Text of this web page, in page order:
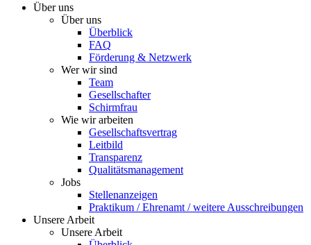
Über uns
Über uns
Überblick
FAQ
Förderung & Netzwerk
Wer wir sind
Team
Gesellschafter
Schirmfrau
Wie wir arbeiten
Gesellschaftsvertrag
Leitbild
Transparenz
Qualitätsmanagement
Jobs
Stellenanzeigen
Praktikum / Ehrenamt / weitere Ausschreibungen
Unsere Arbeit
Unsere Arbeit